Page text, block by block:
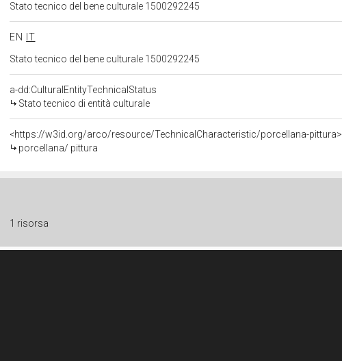
Stato tecnico del bene culturale 1500292245
EN
IT
Stato tecnico del bene culturale 1500292245
a-dd:CulturalEntityTechnicalStatus
Stato tecnico di entità culturale
<https://w3id.org/arco/resource/TechnicalCharacteristic/porcellana-pittura>
porcellana/ pittura
1 risorsa